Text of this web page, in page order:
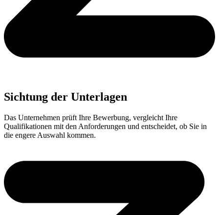
Sichtung der Unterlagen
Das Unternehmen prüft Ihre Bewerbung, vergleicht Ihre
Qualifikationen mit den Anforderungen und entscheidet, ob Sie in
die engere Auswahl kommen.